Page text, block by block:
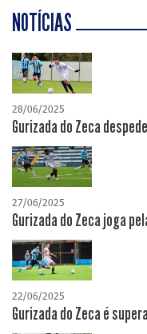
NOTÍCIAS
28/06/2025
Gurizada do Zeca
27/06/2025
Gurizada do Zeca joga
22/06/2025
Gurizada do Zeca é